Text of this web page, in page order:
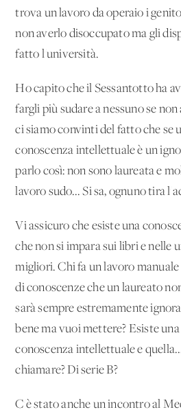
trova un lavoro da operaio i
non averlo disoccupato ma gli
fatto l'università.
Ho capito che il Sessantotto ha
fargli più sudare a nessuno se
ci siamo convinti del fatto che se
conoscenza intellettuale è un
parlo così: non sono laureata e
lavoro sudo... Si sa, ognuno tira
Vi assicuro che esiste una
che non si impara sui libri e nelle
migliori. Chi fa un lavoro
di conoscenze che un laureato
sarà sempre estremamente
bene ma vuoi mettere? Esiste
conoscenza intellettuale e
chiamare? Di serie B?
C'è stato anche un incontro al